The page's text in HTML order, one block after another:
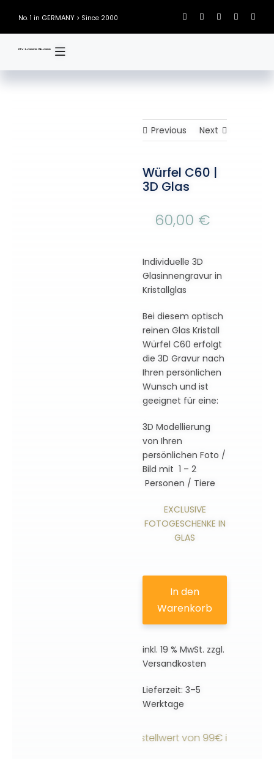
content
No. 1 in GERMANY > Since 2000
Previous Next
Würfel C60 |
3D Glas
60,00 €
Individuelle 3D
Glasinnengravur in
Kristallglas
Bei diesem optisch
reinen Glas Kristall
Würfel C60 erfolgt
die 3D Gravur nach
Ihren persönlichen
Wunsch und ist
geeignet für eine:
3D Modellierung
von Ihren
persönlichen Foto /
Bild mit 1 – 2
Personen / Tiere
EXCLUSIVE
FOTOGESCHENKE IN
GLAS
In den
Warenkorb
inkl. 19 % MwSt. zzgl.
Versandkosten
Lieferzeit: 3–5
Werktage
ab einem Bestellwert von 99€ innerhalb